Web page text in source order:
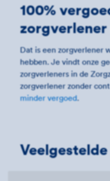
100%
Dat is een zorgverlener
hebben. Je vindt onze
zorgverleners in de
zorgverlener zonder
minder vergoed.